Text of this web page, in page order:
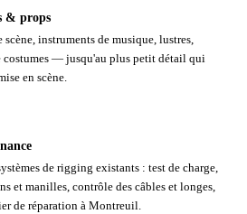
& props
scène, instruments de musique, lustres,
costumes — jusqu'au plus petit détail qui
en scène.
de rigging existants : test de charge,
et manilles, contrôle des câbles et longes,
de réparation à Montreuil.